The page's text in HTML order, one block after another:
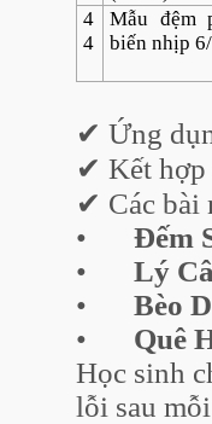
4
4
Mẫu đệm
biến nhịp
✔ Ứng
✔ Kết hợp
✔ Các bài
•
Đếm
•
Lý
•
Bèo
•
Quê
Học sinh
lỗi sau